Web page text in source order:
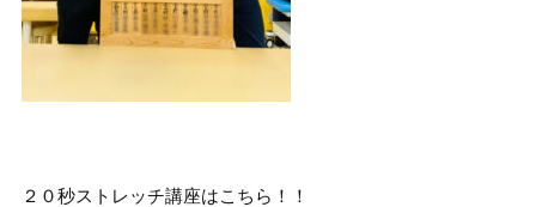
２０秒ストレッチ講座はこちら！！